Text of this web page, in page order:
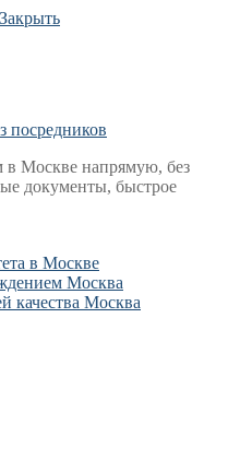
Закрыть
посредников
Москве напрямую, без
документы, быстрое
в Москве
Москва
качества Москва